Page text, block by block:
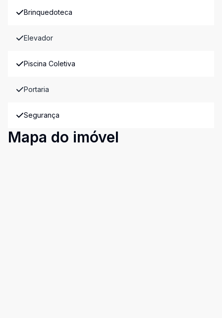
Brinquedoteca
Elevador
Piscina Coletiva
Portaria
Segurança
Mapa do imóvel